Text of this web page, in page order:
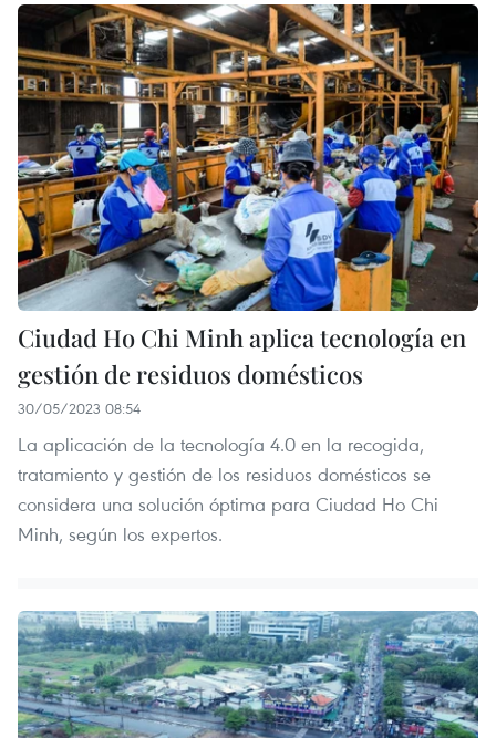
Ciudad Ho Chi Minh aplica tecnología en
gestión de residuos domésticos
30/05/2023 08:54
La aplicación de la tecnología 4.0 en la recogida,
tratamiento y gestión de los residuos domésticos se
considera una solución óptima para Ciudad Ho Chi
Minh, según los expertos.